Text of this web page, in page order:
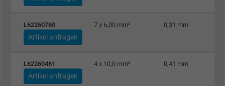
domänenübergreifend erkennen und
personalisierte Werbung anzeigen.
Name
bkdwCNfVtWgQ67qT8AM,49021628980,
Google Ad Conversion Tracking
L62260760 7 x 6,00 mm² 0,31 mm
Artikel anfragen
L62260461 4 x 10,0 mm² 0,41 mm
Artikel anfragen